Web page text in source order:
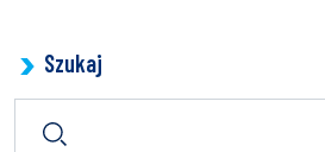
Szukaj